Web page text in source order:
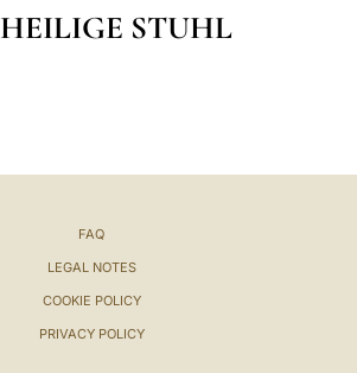
HEILIGE STUHL
FAQ
LEGAL NOTES
COOKIE POLICY
PRIVACY POLICY